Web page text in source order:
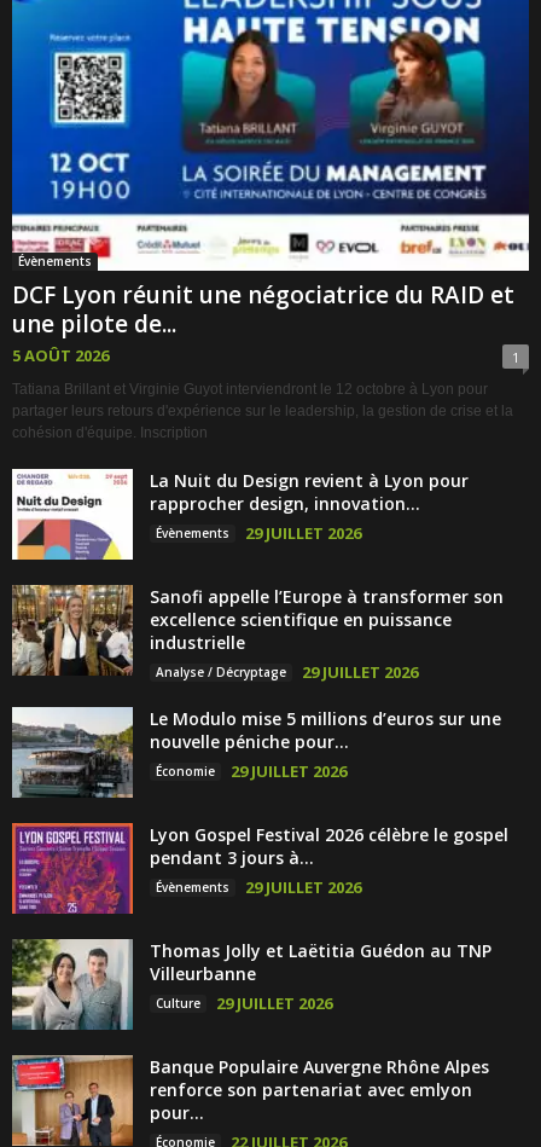
Évènements
DCF Lyon réunit une négociatrice du RAID et
une pilote de...
5 AOÛT 2026 1
Tatiana Brillant et Virginie Guyot interviendront le 12 octobre à Lyon pour
partager leurs retours d'expérience sur le leadership, la gestion de crise et la
cohésion d'équipe. Inscription
La Nuit du Design revient à Lyon pour
rapprocher design, innovation...
Évènements 29 JUILLET 2026
Sanofi appelle l’Europe à transformer son
excellence scientifique en puissance
industrielle
Analyse / Décryptage 29 JUILLET 2026
Le Modulo mise 5 millions d’euros sur une
nouvelle péniche pour...
Économie 29 JUILLET 2026
Lyon Gospel Festival 2026 célèbre le gospel
pendant 3 jours à...
Évènements 29 JUILLET 2026
Thomas Jolly et Laëtitia Guédon au TNP
Villeurbanne
Culture 29 JUILLET 2026
Banque Populaire Auvergne Rhône Alpes
renforce son partenariat avec emlyon
pour...
Économie 22 JUILLET 2026